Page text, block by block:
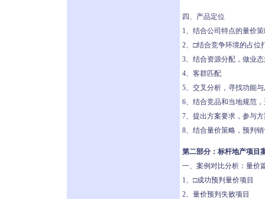
四、产品定位
1、结合公司特点的量价
2、□结合竞争环境的占位
3、结合资源分配，做业
4、客群匹配
5、交叉分析，寻找功能
6、结合竞品和当地规范
7、提出方案要求，参与
8、结合量价策略，预判
第二部分：标杆地产项目
一、案例对比分析：量价
1、□成功预判量价项目
2、量价预判失败项目